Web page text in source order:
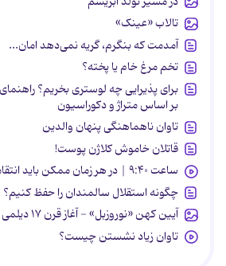
تالاب «عینک»
آمدمت که بنگرم، گریه نمی‌دهد امان...
تخم مرغ خام یا پخته؟
برای پذیرایی چه لوستری بخریم؟
بر اساس متراژ و دکوراسیون
تاوان ناهماهنگی پنهان والدین
قاتلان خاموش کلاژن پوست!
ساعت ۹:۴۰ | در هر زمان ممکن باید انتقامشان را پس بدهند
چگونه استقلال سالمندان را حفظ کنیم؟
آیین کهن «نوروزبل» - آغاز قرن ۱۷ دیلمی
تاوان زیاد نشستن چیست؟